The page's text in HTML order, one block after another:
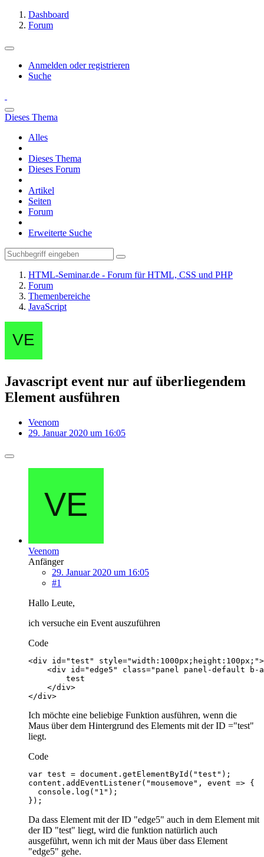
Dashboard
Forum
Anmelden oder registrieren
Suche
Dieses Thema
Alles
Dieses Thema
Dieses Forum
Artikel
Seiten
Forum
Erweiterte Suche
HTML-Seminar.de - Forum für HTML, CSS und PHP
Forum
Themenbereiche
JavaScript
Javascript event nur auf überliegendem
Element ausführen
Veenom
29. Januar 2020 um 16:05
Veenom
Anfänger
29. Januar 2020 um 16:05
#1
Hallo Leute,
ich versuche ein Event auszuführen
Code
</div>
Ich möchte eine beliebige Funktion ausführen, wenn die
Maus über dem Hintergrund des Elements mit der ID ="test"
liegt.
Code
});
Da dass Element mit der ID "edge5" auch in dem Element mit
der ID "test" liegt, wird die funktion natürlich auch
ausgeführt, wenn ich mit der Maus über dass Element
"edge5" gehe.